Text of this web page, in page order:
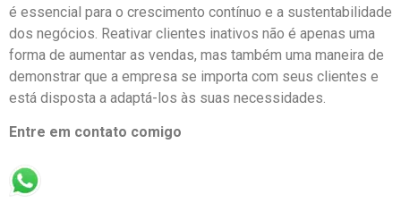
é essencial para o crescimento contínuo e a sustentabilidade
dos negócios. Reativar clientes inativos não é apenas uma
forma de aumentar as vendas, mas também uma maneira de
demonstrar que a empresa se importa com seus clientes e
está disposta a adaptá-los às suas necessidades.
Entre em contato comigo